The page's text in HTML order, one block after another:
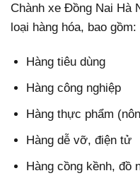
Chành xe Đồng Nai Hà
loại hàng hóa, bao gồm:
Hàng tiêu dùng
Hàng công nghiệp
Hàng thực phẩm
Hàng dễ vỡ, điện tử
Hàng cồng kềnh, đồ